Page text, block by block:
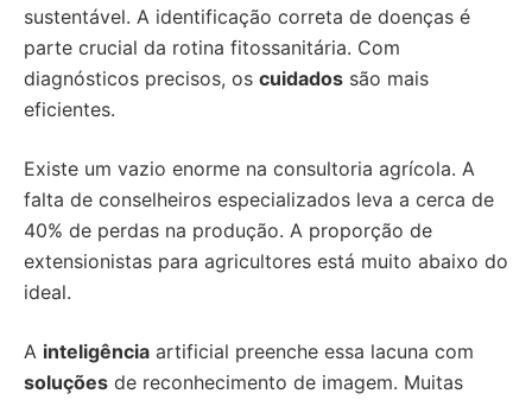
sustentável. A identificação correta de doenças é
parte crucial da rotina fitossanitária. Com
diagnósticos precisos, os cuidados são mais
eficientes.
Existe um vazio enorme na consultoria agrícola. A
falta de conselheiros especializados leva a cerca de
40% de perdas na produção. A proporção de
extensionistas para agricultores está muito abaixo do
ideal.
A inteligência artificial preenche essa lacuna com
soluções de reconhecimento de imagem. Muitas